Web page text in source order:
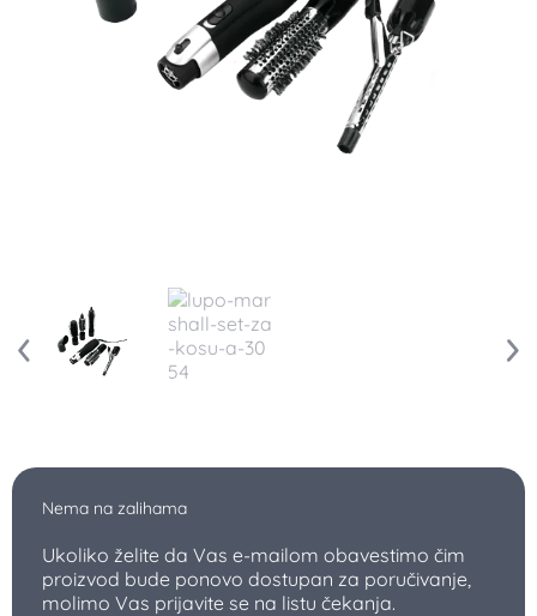
Nema na zalihama
Ukoliko želite da Vas e-mailom obavestimo čim
proizvod bude ponovo dostupan za poručivanje,
molimo Vas prijavite se na listu čekanja.